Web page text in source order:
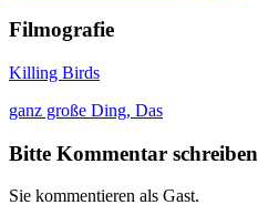
Filmografie
Killing Birds
ganz große Ding, Das
Bitte Kommentar schreiben
Sie kommentieren als Gast.